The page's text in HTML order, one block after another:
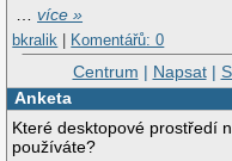
…více »
bkralik
Komentářů: 0
Centrum | Napsat|
Anketa
Které desktopové prostředí
používáte?